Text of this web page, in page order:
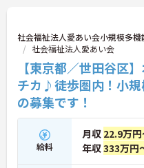
社会福祉法人愛あい会小規模多
社会福祉法人愛あい会
【東京都／世田谷区
チカ♪徒歩圏内！小
の募集です！
給料
月収 22.9万
年収333万円